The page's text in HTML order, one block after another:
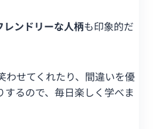
レンドリーな人柄も印象的だ
わせてくれたり、間違いを優
するので、毎日楽しく学べま